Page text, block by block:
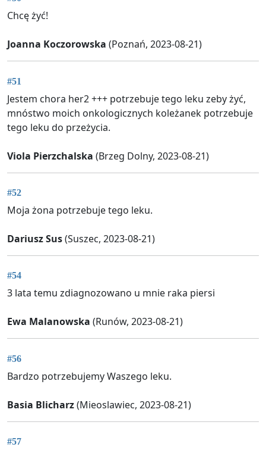
Chcę żyć!
Joanna Koczorowska (Poznań, 2023-08-21)
#51
Jestem chora her2 +++ potrzebuje tego leku zeby żyć,
mnóstwo moich onkologicznych koleżanek potrzebuje
tego leku do przeżycia.
Viola Pierzchalska (Brzeg Dolny, 2023-08-21)
#52
Moja żona potrzebuje tego leku.
Dariusz Sus(Suszec, 2023-08-21)
#54
3 lata temu zdiagnozowano u mnie raka piersi
Ewa Malanowska (Runów, 2023-08-21)
#56
Bardzo potrzebujemy Waszego leku.
Basia Blicharz(Mieoslawiec, 2023-08-21)
#57